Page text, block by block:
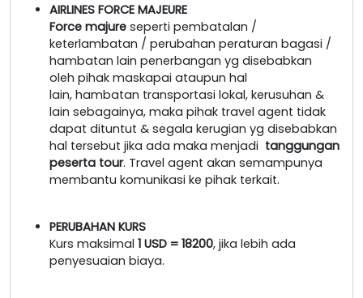
AIRLINES FORCE MAJEURE
Force majure seperti pembatalan /
keterlambatan / perubahan peraturan bagasi /
hambatan lain penerbangan yg disebabkan
oleh pihak maskapai ataupun hal
lain, hambatan transportasi lokal, kerusuhan &
lain sebagainya, maka pihak travel agent tidak
dapat dituntut & segala kerugian yg disebabkan
hal tersebut jika ada maka menjadi tanggungan
peserta tour. Travel agent akan semampunya
membantu komunikasi ke pihak terkait.
PERUBAHAN KURS
Kurs maksimal 1 USD = 18200, jika lebih ada
penyesuaian biaya.